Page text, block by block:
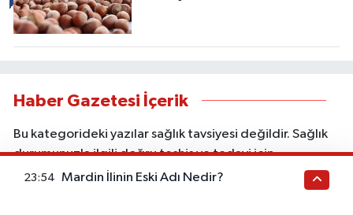
Haber Gazetesi İçerik
Bu kategorideki yazılar sağlık tavsiyesi değildir. Sağlık
durumunuzla ilgili doğru teşhis ve tedavi için
doktorunuza başvurunuz. Bu içerik ticari iş birliği veya
reklam içerebilir. Sitede yer alan bilgiler yalnızca genel
23:54 Mardin İlinin Eski Adı Nedir?